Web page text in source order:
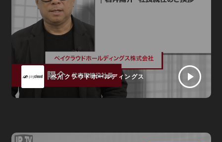
ペイクラウドホールディングス